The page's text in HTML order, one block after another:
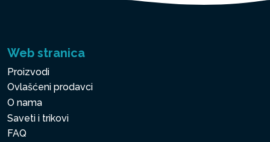
Web stranica
Proizvodi
Ovlašćeni prodavci
O nama
Saveti i trikovi
FAQ